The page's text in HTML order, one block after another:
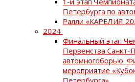
Петербурга по
Ралли «КАРЕЛИЯ
2024
Финальный этап
Первенства Санкт-
автомногоборью.
мероприятие
Петербурга»